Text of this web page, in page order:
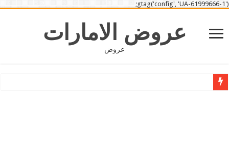
gtag('config', 'UA-61999666-1');
عروض الامارات
عروض